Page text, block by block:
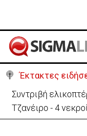
Έκτακτες
Σοβαρό τροχαίο
κρίσιμη